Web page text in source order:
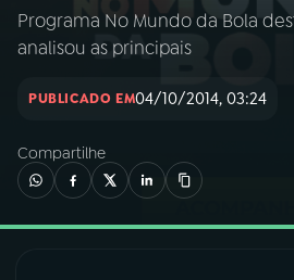
AO VIVO
INÍCIO
02A RÁDIO
03PROGRAMAÇÃO
Programa No Mundo da Bola
analisou as principais
PUBLICADO EM04/10/2014, 03:24
Compartilhe